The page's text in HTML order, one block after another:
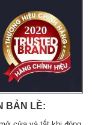
BẢN LỀ: